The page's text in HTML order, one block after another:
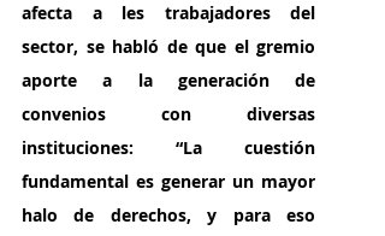
afecta a les trabajadores del
sector, se habló de que el gremio
aporte a la generación de
convenios con diversas
instituciones: “La cuestión
fundamental es generar un mayor
halo de derechos, y para eso